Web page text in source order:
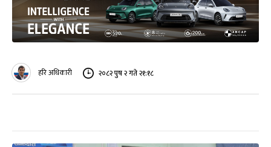
हरि अधिकारी २०८२ पुष २ गते २१:१८